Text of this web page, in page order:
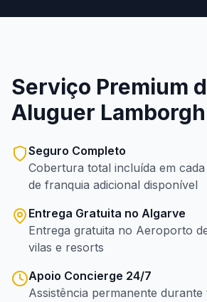
Serviço Premium
Aluguer
Seguro Completo
Cobertura total incluída em
de franquia adicional disponível
Entrega Gratuita no Algarve
Entrega gratuita no Aeroporto
vilas e resorts
Apoio Concierge 24/7
Assistência permanente durante